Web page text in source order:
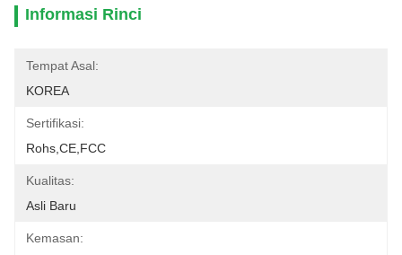
Informasi Rinci
Tempat Asal:
KOREA
Sertifikasi:
Rohs,CE,FCC
Kualitas:
Asli Baru
Kemasan: